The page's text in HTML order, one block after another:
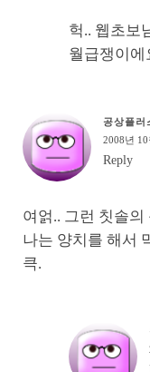
헉.. 웹초보
월급쟁이에
공상플러
2008년 10
Reply
여얽.. 그런 칫솔의
나는 양치를 해서
큭.